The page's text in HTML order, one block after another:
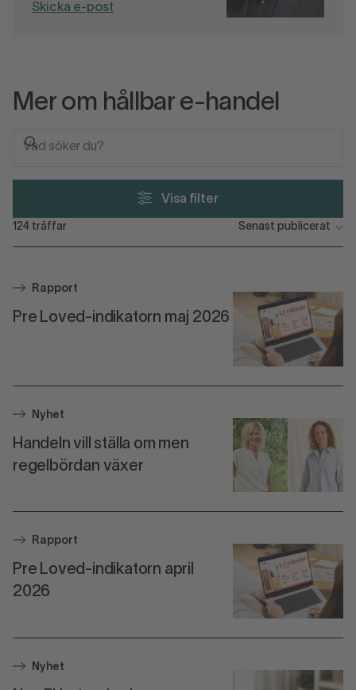
Skicka e-post
Mer om hållbar e-handel
124 träffar
Rapport
Pre Loved-indikatorn maj 2026
Nyhet
Handeln vill ställa om men
regelbördan växer
Rapport
Pre Loved-indikatorn april
2026
Nyhet
Visa filter